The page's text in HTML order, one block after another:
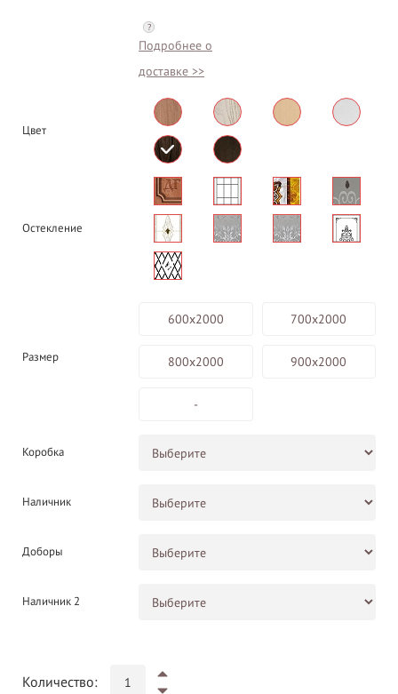
?
Подробнее о
доставке >>
Цвет
Остекление
Размер
600х2000 700х2000
800х2000 900х2000
-
Коробка
Наличник
Доборы
Наличник 2
Количество: